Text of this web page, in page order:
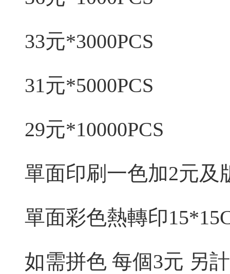
33元*3000PCS
31元*5000PCS
29元*10000PCS
單面印刷一色加2元及
單面彩色熱轉印
如需拼色 每個3元 另計